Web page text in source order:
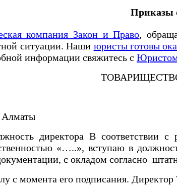
Приказы
компания Закон и Право,
ситуации. Наши юристы готовы
информации свяжитесь с
Алматы
директора В соответствии
«…..», вступаю в
с окладом согласно
с момента его подписания.